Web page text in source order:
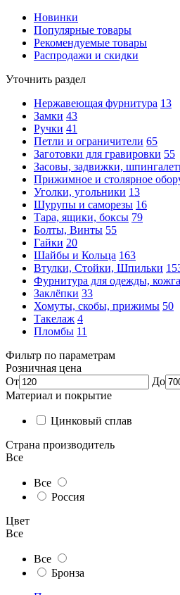
Новинки
Популярные товары
Рекомендуемые товары
Распродажи и скидки
Уточнить раздел
Нержавеющая фурнитура 13
Замки 43
Ручки 41
Петли и ограничители 65
Заготовки для гравировки 55
Засовы, задвижки,
Прижимное и столярное
Уголки, угольники 13
Шурупы и саморезы 16
Тара, ящики, боксы 79
Болты, Винты 55
Гайки 20
Шайбы и Кольца 163
Втулки, Стойки, Шпильки
Фурнитура для одежды,
Заклёпки 33
Хомуты, скобы, прижимы 50
Такелаж 4
Пломбы 11
Фильтр по параметрам
Розничная цена
От
До
Материал и покрытие
Цинковый сплав
Страна производитель
Все
Все
Россия
Цвет
Все
Все
Бронза